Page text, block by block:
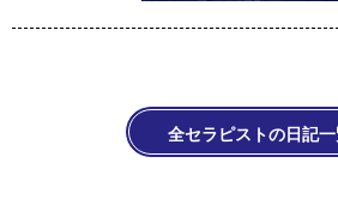
全セラピストの日記